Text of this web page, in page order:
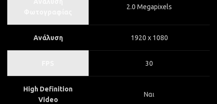
2.0 Megapixels
Ανάλυση 1920 x 1080
30
High Definition
Video
Ναι